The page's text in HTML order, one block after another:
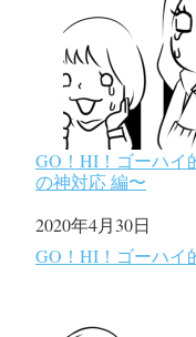
GO！HI！ゴーハイ
の神対応 編〜
日付
2020年4月30日
関連理由
GO！HI！ゴーハイ